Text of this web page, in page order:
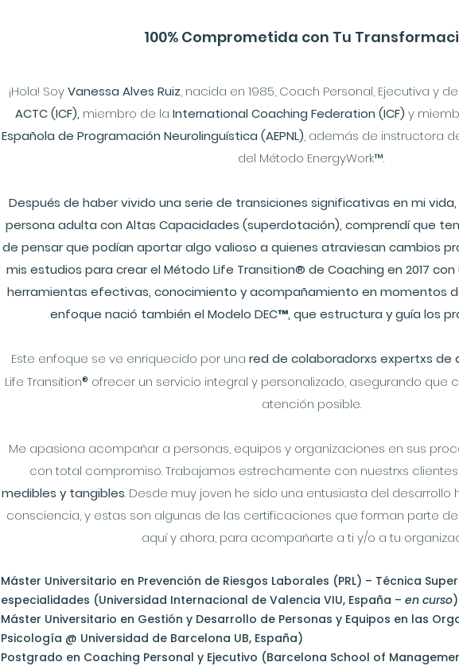
100% Comprometida con Tu
¡Hola! SoyVanessa Alves Ruiz, nacida en 1985, Coach Personal, Ejecutiva y
ACTC (ICF), miembro de la International Coaching Federation (ICF) y
Española de Programación Neurolinguística (AEPNL), además de instructora
del Método EnergyWork™.
Después de haber vivido una serie de transiciones significativas en mi
persona adulta con Altas Capacidades (superdotación), comprendí que
de pensar que podían aportar algo valioso a quienes atraviesan cambios
mis estudios para crear el Método Life Transition® de Coaching en 2017
herramientas efectivas, conocimiento y acompañamiento en momentos
enfoque nació también el Modelo DEC™, que estructura y guía los
Este enfoque se ve enriquecido por una red de colaboradorxs expertxs de
Life Transition® ofrecer un servicio integral y personalizado, asegurando que
atención posible.
Me apasiona acompañar a personas, equipos y organizaciones en sus
con total compromiso. Trabajamos estrechamente con nuestrxs
medibles y tangibles. Desde muy joven he sido una entusiasta del desarrollo
consciencia, y estas son algunas de las certificaciones que forman parte
aquí y ahora, para acompañarte a ti y/o a tu
Máster Universitario en Prevención de Riesgos Laborales (PRL) – Técnica
especialidades (Universidad Internacional de Valencia VIU, España – en curso)
Máster Universitario en Gestión y Desarrollo de Personas y Equipos en las
Psicología @ Universidad de Barcelona UB, España)
Postgrado en Coaching Personal y Ejecutivo (Barcelona School of